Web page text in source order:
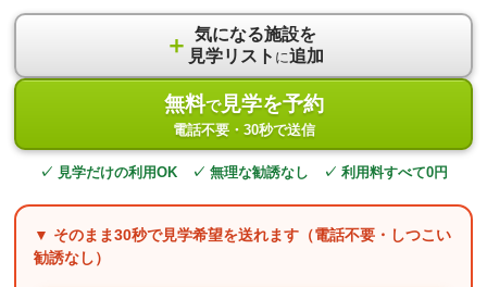
＋ 気になる施設を
見学リスト に追加
無料で見学を予約
電話不要・30秒で送信
✓ 見学だけの利用OK ✓ 無理な勧誘なし ✓ 利用料すべて0円
▼ そのまま30秒で見学希望を送れます（電話不要・しつこい
勧誘なし）